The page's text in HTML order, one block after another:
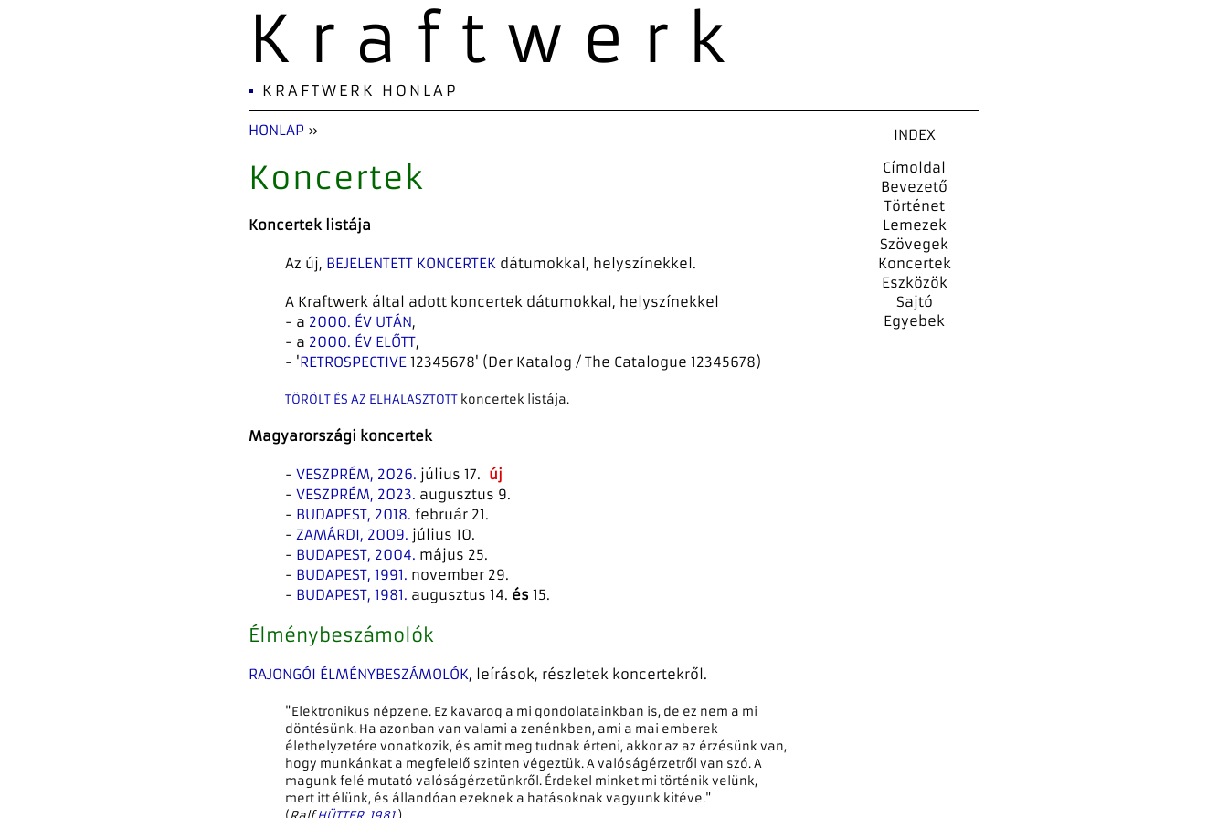
Kraftwerk
KRAFTWERK HONLAP
HONLAP »
Koncertek
Koncertek listája
Az új, BEJELENTETT KONCERTEK dátumokkal, helyszínekkel.
A Kraftwerk által adott koncertek dátumokkal, helyszínekkel
- a 2000. ÉV UTÁN,
- a 2000. ÉV ELŐTT,
- 'RETROSPECTIVE 12345678' (Der Katalog / The Catalogue 12345678)
TÖRÖLT ÉS AZ ELHALASZTOTT koncertek listája.
Magyarországi koncertek
- VESZPRÉM, 2026. július 17. új
- VESZPRÉM, 2023. augusztus 9.
- BUDAPEST, 2018. február 21.
- ZAMÁRDI, 2009. július 10.
- BUDAPEST, 2004. május 25.
- BUDAPEST, 1991. november 29.
- BUDAPEST, 1981. augusztus 14. és 15.
Élménybeszámolók
RAJONGÓI ÉLMÉNYBESZÁMOLÓK, leírások, részletek koncertekről.
"Elektronikus népzene. Ez kavarog a mi gondolatainkban is, de ez nem a mi
döntésünk. Ha azonban van valami a zenénkben, ami a mai emberek
élethelyzetére vonatkozik, és amit meg tudnak érteni, akkor az az érzésünk van,
hogy munkánkat a megfelelő szinten végeztük. A valóságérzetről van szó. A
magunk felé mutató valóságérzetünkről. Érdekel minket mi történik velünk,
mert itt élünk, és állandóan ezeknek a hatásoknak vagyunk kitéve."
INDEX
Címoldal
Bevezető
Történet
Lemezek
Szövegek
Koncertek
Eszközök
Sajtó
Egyebek